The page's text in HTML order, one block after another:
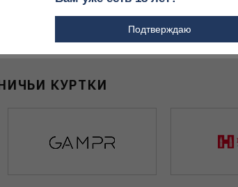
КУРТКИ
Подтверждаю